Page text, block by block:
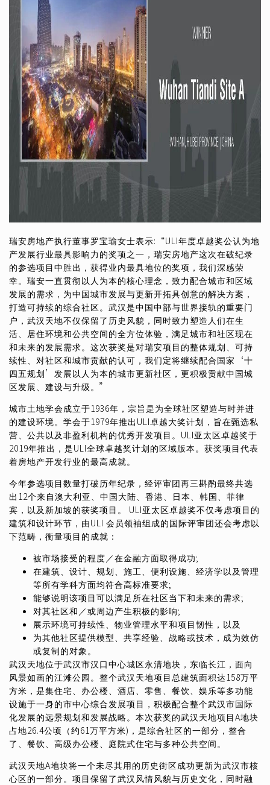
瑞安房地产执行董事罗宝瑜女士表示:“ULI年度卓越奖公认为地
产发展行业最具影响力的奖项之一，瑞安房地产这次在破纪录
的参选项目中胜出，获得业内最具地位的奖项，我们深感荣
幸。瑞安一直贯彻以人为本的核心理念，致力配合城市和区域
发展的需求，为中国城市发展与更新开拓具创意的解决方案，
打造可持续的综合社区。武汉是中国中部与世界接轨的重要门
户，武汉天地不仅保留了历史风貌，同时致力塑造人们在生
活、居住环境和公共空间的全方位体验，满足城市和社区现在
和未来的发展需求。这次获奖是对瑞安项目的整体规划、可持
续性、对社区和城市贡献的认可，我们定将继续配合国家‘十
四五规划’发展以人为本的城市更新社区，更积极贡献中国城
区发展、建设与升级。”
城市土地学会成立于1936年，宗旨是为全球社区塑造与时并进
的建设环境。学会于1979年推出ULI卓越大奖计划，旨在甄选私
营、公共以及非盈利机构的优秀开发项目。ULI亚太区卓越奖于
2019年推出，是ULI全球卓越奖计划的区域版本。获奖项目代表
着房地产开发行业的最高成就。
今年参选项目数量打破历年纪录，经评审团再三斟酌最终共选
出12个来自澳大利亚、中国大陆、香港、日本、韩国、菲律
宾，以及新加坡的获奖项目。 ULI亚太区卓越奖不仅考虑项目的
建筑和设计环节，由ULI 会员领袖组成的国际评审团还会考虑以
下范畴，衡量项目的成就：
被市场接受的程度／在金融方面取得成功;
在建筑、设计、规划、施工、便利设施、经济学以及管理
等所有学科方面均符合高标准要求;
能够说明该项目可以满足所在社区当下和未来的需求;
对其社区和／或周边产生积极的影响;
展示环境可持续性、物业管理水平和项目韧性，以及
为其他社区提供模型、共享经验、战略或技术，成为效仿
或复制的对象。
武汉天地位于武汉市汉口中心城区永清地块，东临长江，面向
风景如画的江滩公园。整个武汉天地项目总建筑面积达158万平
方米，是集住宅、办公楼、酒店、零售、餐饮、娱乐等多功能
设施于一身的市中心综合发展项目，积极配合整个武汉市国际
化发展的远景规划和发展战略。本次获奖的武汉天地项目A地块
占地26.4公顷（约61万平方米)，是综合社区的一部分，整合
了、餐饮、高级办公楼、庭院式住宅与多种公共空间。
武汉天地A地块将一个未尽其用的历史街区成功更新为武汉市核
心区的一部分。项目保留了武汉风情风貌与历史文化，同时融